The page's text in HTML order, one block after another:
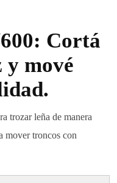
Cortá
y mové
trozar leña de manera
mover troncos con